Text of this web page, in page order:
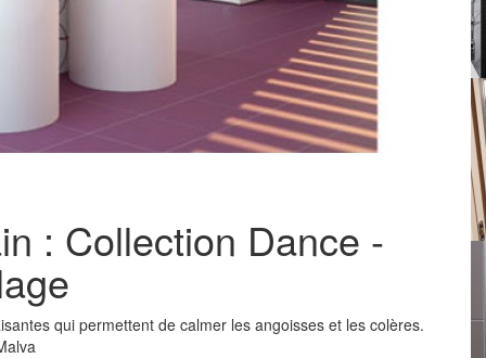
: Collection Dance -
qui permettent de calmer les angoisses et les colères.